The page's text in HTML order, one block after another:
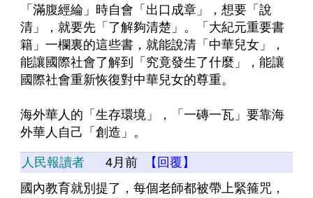
「滿腹經綸」時自會「出口成章」，想要「說
清」，就要先「了解夠清楚」。「大紀元重要書
籍」一欄裏的這些書，就能說清「中華兒女」，
能讓國際社會了解到「究竟發生了什麼」，能讓
國際社會重新恢復對中華兒女的尊重。
海外華人的「生存環境」，「一磚一瓦」要靠海
外華人自己「創造」。
人民報讀者 4月前
【回覆】
國內教育就別提了，每個老師都被帶上緊箍咒，